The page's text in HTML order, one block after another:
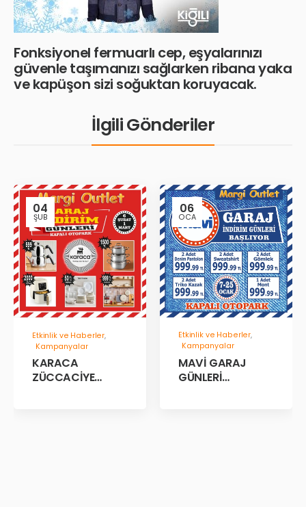
Fonksiyonel fermuarlı cep, eşyalarınızı
güvenle taşımanızı sağlarken ribana yaka
ve kapüşon sizi soğuktan koruyacak.
İlgili Gönderiler
04
ŞUB
Etkinlik ve Haberler,
Kampanyalar
KARACA
ZÜCCACİYE
06
OCA
Etkinlik ve Haberler,
Kampanyalar
MAVİ GARAJ
GÜNLERİ